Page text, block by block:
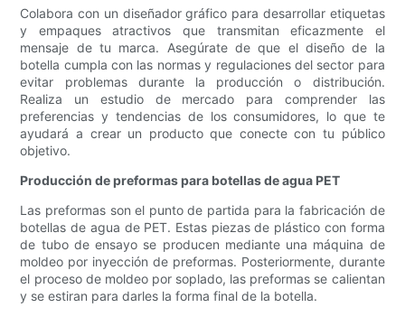
Colabora con un diseñador gráfico para desarrollar etiquetas
y empaques atractivos que transmitan eficazmente el
mensaje de tu marca. Asegúrate de que el diseño de la
botella cumpla con las normas y regulaciones del sector para
evitar problemas durante la producción o distribución.
Realiza un estudio de mercado para comprender las
preferencias y tendencias de los consumidores, lo que te
ayudará a crear un producto que conecte con tu público
objetivo.
Producción de preformas para botellas de agua PET
Las preformas son el punto de partida para la fabricación de
botellas de agua de PET. Estas piezas de plástico con forma
de tubo de ensayo se producen mediante una máquina de
moldeo por inyección de preformas. Posteriormente, durante
el proceso de moldeo por soplado, las preformas se calientan
y se estiran para darles la forma final de la botella.